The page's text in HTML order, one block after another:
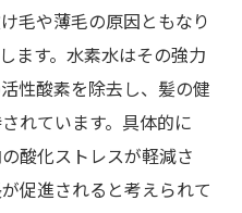
毛や薄毛の原因ともなり
ます。水素水はその強力
性酸素を除去し、髪の健
れています。具体的に
酸化ストレスが軽減さ
促進されると考えられて